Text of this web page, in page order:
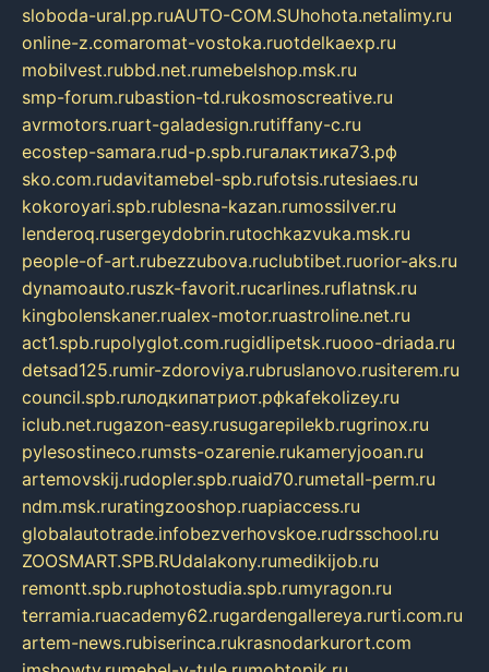
sloboda-ural.pp.ruAUTO-COM.SUhohota.netalimy.ru
online-z.comaromat-vostoka.ruotdelkaexp.ru
mobilvest.rubbd.net.rumebelshop.msk.ru
smp-forum.rubastion-td.rukosmoscreative.ru
avrmotors.ruart-galadesign.rutiffany-c.ru
ecostep-samara.rud-p.spb.ruгалактика73.рф
sko.com.rudavitamebel-spb.rufotsis.rutesiaes.ru
kokoroyari.spb.rublesna-kazan.rumossilver.ru
lenderoq.rusergeydobrin.rutochkazvuka.msk.ru
people-of-art.rubezzubova.ruclubtibet.ruorior-aks.ru
dynamoauto.ruszk-favorit.rucarlines.ruflatnsk.ru
kingbolenskaner.rualex-motor.ruastroline.net.ru
act1.spb.rupolyglot.com.rugidlipetsk.ruooo-driada.ru
detsad125.rumir-zdoroviya.rubruslanovo.rusiterem.ru
council.spb.ruлодкипатриот.рфkafekolizey.ru
iclub.net.rugazon-easy.rusugarepilekb.rugrinox.ru
pylesostineco.rumsts-ozarenie.rukameryjooan.ru
artemovskij.rudopler.spb.ruaid70.rumetall-perm.ru
ndm.msk.ruratingzooshop.ruapiaccess.ru
globalautotrade.infobezverhovskoe.rudrsschool.ru
ZOOSMART.SPB.RUdalakony.rumedikijob.ru
remontt.spb.ruphotostudia.spb.rumyragon.ru
terramia.ruacademy62.rugardengallereya.rurti.com.ru
artem-news.rubiserinca.rukrasnodarkurort.com